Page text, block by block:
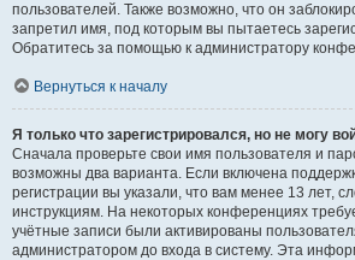
пользователей. Также возможно, что он
запретил имя, под которым вы пытаетесь
Обратитесь за помощью к администратору
Вернуться к началу
Я только что зарегистрировался, но не могу
Сначала проверьте свои имя пользователя и
возможны два варианта. Если включена
регистрации вы указали, что вам менее 13 лет,
инструкциям. На некоторых конференциях
учётные записи были активированы
администратором до входа в систему. Эта